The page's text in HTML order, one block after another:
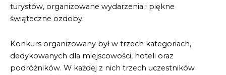
turystów, organizowane wydarzenia i piękne
świąteczne ozdoby.
Konkurs organizowany był w trzech kategoriach,
dedykowanych dla miejscowości, hoteli oraz
podróżników. W każdej z nich trzech uczestników